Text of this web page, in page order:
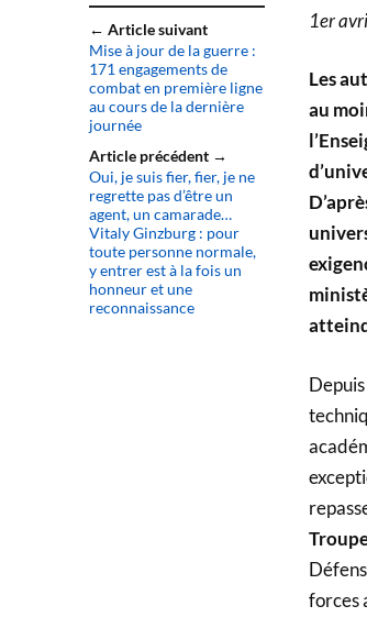
← Article suivant
Mise à jour de la guerre :
171 engagements de
combat en première ligne
au cours de la dernière
journée
Article précédent →
Oui, je suis fier, fier, je ne
regrette pas d’être un
agent, un camarade…
Vitaly Ginzburg : pour
toute personne normale,
y entrer est à la fois un
honneur et une
reconnaissance
1er
Les
au
forces